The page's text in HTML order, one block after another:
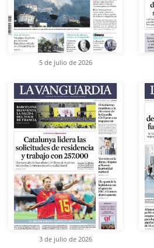
5 de julio de 2026
3 de julio de 2026